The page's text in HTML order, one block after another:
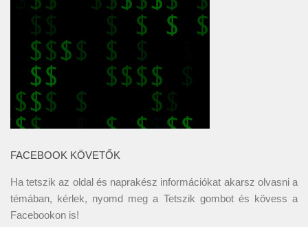
FACEBOOK KÖVETŐK
Ha tetszik az oldal és naprakész információkat akarsz olvasni a
témában, kérlek, nyomd meg a Tetszik gombot és kövess a
Facebookon is!